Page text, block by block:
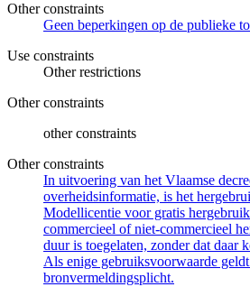
Other constraints
Geen beperkingen op de publieke
Use constraints
Other restrictions
Other constraints
other constraints
Other constraints
In uitvoering van het Vlaamse
overheidsinformatie, is het
Modellicentie voor gratis
commercieel of niet-commercieel
duur is toegelaten, zonder dat daar
Als enige gebruiksvoorwaarde
bronvermeldingsplicht.